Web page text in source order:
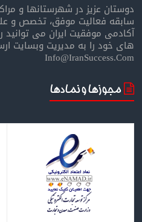
دوستان عزیز در شهرستانها و
سابقه فعالیت موفق، تخصص و
آکادمی موفقیت ایران می توانید
های خود را به مدیریت وبسایت
Info@IranSuccess.Com
مجوزها و نمادها